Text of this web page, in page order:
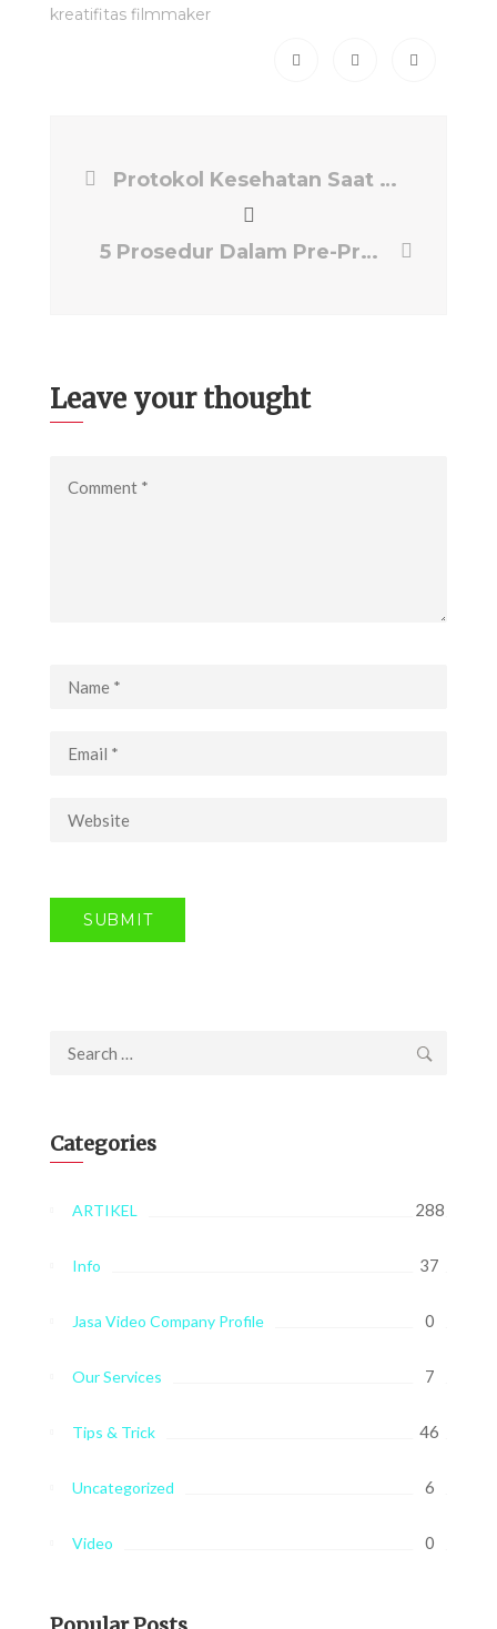
kreatifitas filmmaker
Protokol Kesehatan Saat Shooting di Masa Pandemi
5 Prosedur Dalam Pre-Production Meeting Agar Lebih Efektif
Leave your thought
Search
Categories
ARTIKEL 288
Info 37
Jasa Video Company Profile 0
Our Services 7
Tips & Trick 46
Uncategorized 6
Video 0